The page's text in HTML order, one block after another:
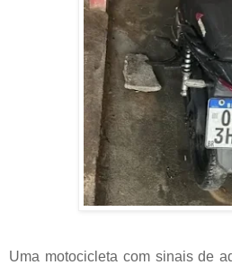
Uma motocicleta com sinais de